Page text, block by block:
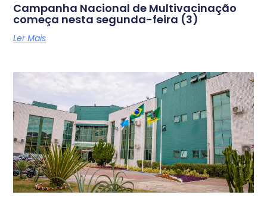
Campanha Nacional de Multivacinação
começa nesta segunda-feira (3)
Ler Mais